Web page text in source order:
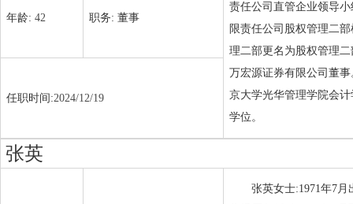
责任公司直管企业领导
限责任公司股权管理二
理二部更名为股权管理
万宏源证券有限公司董
京大学光华管理学院会
学位。
年龄: 42 职务: 董事
任职时间:2024/12/19
张英
张英女士:1971年7